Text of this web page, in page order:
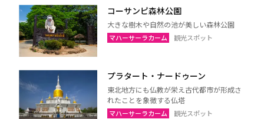
コーサンピ森林公園
大きな樹木や自然の池が美しい森林公園
マハーサーラカーム 観光スポット
プラタート・ナードゥーン
東北地方にも仏教が栄え古代都市が形成さ
れたことを象徴する仏塔
マハーサーラカーム 観光スポット